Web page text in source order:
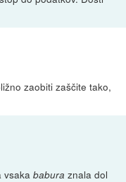
zaobiti zaščite tako,
vsakababuraznala dol